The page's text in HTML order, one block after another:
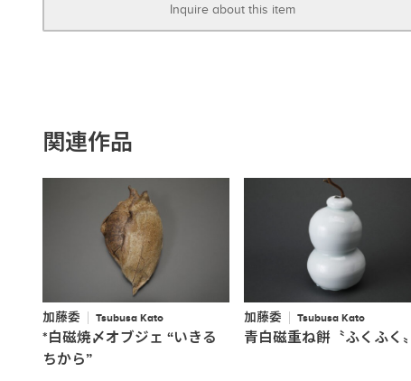
Inquire about this item
関連作品
加藤委 Tsubusa Kato
*白磁焼〆オブジェ “いきる
ちから”
加藤委 Tsubusa Kato
青白磁重ね餅〝ふくふく〟